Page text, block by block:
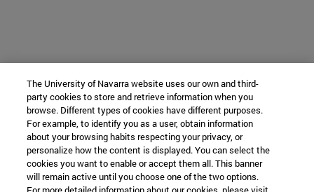
The University of Navarra website uses our own and third-
party cookies to store and retrieve information when you
browse. Different types of cookies have different purposes.
For example, to identify you as a user, obtain information
about your browsing habits respecting your privacy, or
personalize how the content is displayed. You can select the
cookies you want to enable or accept them all. This banner
will remain active until you choose one of the two options.